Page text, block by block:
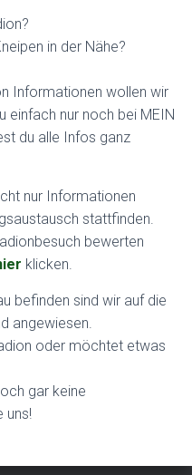
in der Nähe?
Informationen wollen wir
einfach nur noch bei MEIN
du alle Infos ganz
nur Informationen
stattfinden.
bewerten
klicken.
befinden sind wir auf die
angewiesen.
oder möchtet etwas
gar keine
uns!